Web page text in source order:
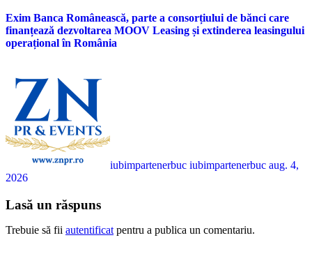
Exim Banca Românească, parte a consorțiului de bănci care
finanțează dezvoltarea MOOV Leasing și extinderea leasingului
operațional în România
iubimpartenerbuc iubimpartenerbuc aug. 4,
2026
Lasă un răspuns
Trebuie să fii autentificat pentru a publica un comentariu.